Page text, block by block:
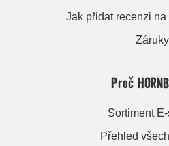
Jak přidat recenzi
Záruky
Proč
Sortiment
Přehled